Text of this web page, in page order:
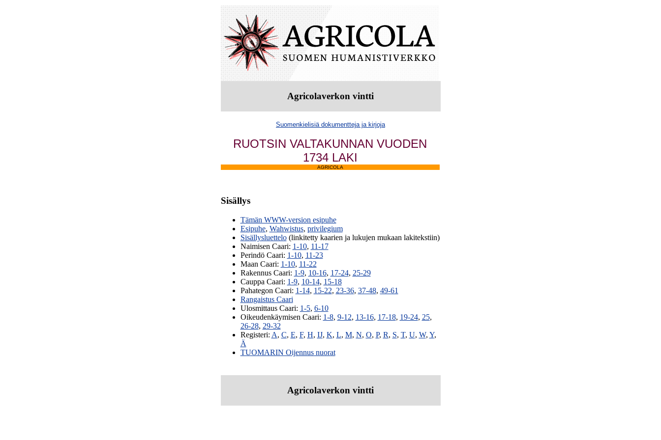
Agricolaverkon vintti
Suomenkielisiä dokumentteja ja kirjoja
RUOTSIN VALTAKUNNAN VUODEN
1734 LAKI
AGRICOLA
Sisällys
Tämän WWW-version esipuhe
Esipuhe, Wahwistus, privilegium
Sisällysluettelo(linkitetty kaarien ja lukujen mukaan lakitekstiin)
Naimisen Caari: 1-10, 11-17
Perindö Caari: 1-10, 11-23
Maan Caari: 1-10, 11-22
Rakennus Caari: 1-9, 10-16, 17-24, 25-29
Cauppa Caari: 1-9, 10-14, 15-18
Pahategon Caari: 1-14, 15-22, 23-36, 37-48, 49-61
Rangaistus Caari
Ulosmittaus Caari: 1-5, 6-10
Oikeudenkäymisen Caari: 1-8, 9-12, 13-16, 17-18, 19-24, 25,
26-28, 29-32
Registeri: A, C, E, F, H, IJ, K, L, M, N, O, P, R, S, T, U, W, Y,
Ä
TUOMARIN Oijennus nuorat
Agricolaverkon vintti